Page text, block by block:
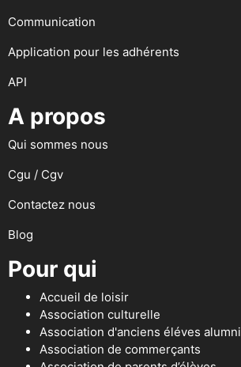
Communication
Application pour les adhérents
API
A propos
Qui sommes nous
Cgu / Cgv
Contactez nous
Blog
Pour qui
Accueil de loisir
Association culturelle
Association d'anciens éléves alumni
Association de commerçants